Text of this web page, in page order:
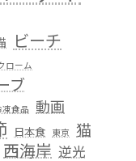
ビーチ
ローム
ブ
凍食品 動画
日本食 東京 猫
西海岸 逆光